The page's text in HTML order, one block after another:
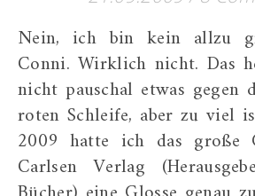
Nein, ich bin kein allzu großer Fan von
Conni. Wirklich nicht. Das
nicht pauschal etwas
roten Schleife, aber zu viel
2009 hatte ich das große
Carlsen Verlag